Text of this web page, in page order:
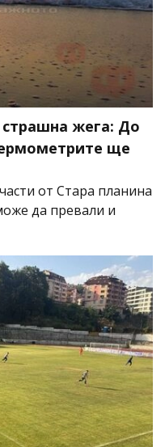
жега: До
ще
от Стара планина
да превали и